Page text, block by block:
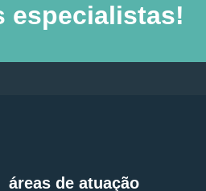
especialistas!
áreas de atuação